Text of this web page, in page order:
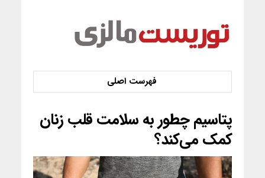
پتاسیم چطور به سلامت قلب زنان
کمک می‌کند؟